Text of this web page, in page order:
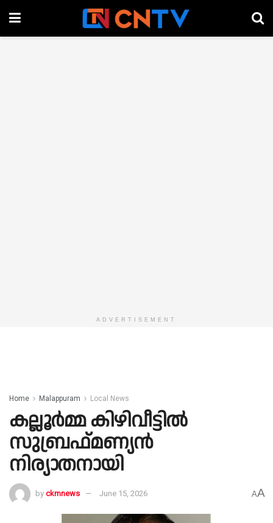
ADVERTISEMENT
Home Malappuram Local News
കല്ലൂർമ്മ കിഴിവീട്ടിൽ
സുബ്രഫ്മണ്യൻ
നിര്യാതനായി
by ckmnews June 15, 2026 AA